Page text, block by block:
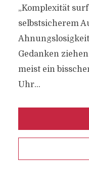
„Komplexität
selbstsicherem
Gedanken
meist ein
Uhr...